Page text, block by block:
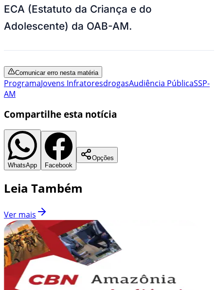
ECA (Estatuto da Criança e do
Adolescente) da OAB-AM.
Comunicar erro nesta matéria
ProgramaJovens InfratoresdrogasAudiência PúblicaSSP-
AM
Compartilhe esta notícia
WhatsApp Facebook
Opções
Leia Também
Ver mais